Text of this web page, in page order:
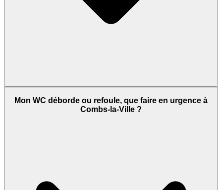
Mon WC déborde ou refoule, que faire en urgence à
Combs-la-Ville ?